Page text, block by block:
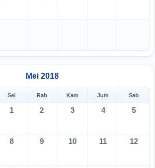
Mei 2018
Sel Rab Kam Jum Sab
1 2 3 4 5
8 9 10 11 12